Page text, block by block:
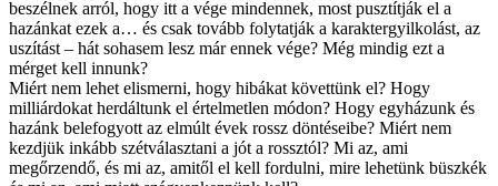
beszélnek arról, hogy itt a vége mindennek, most pusztítják el a
hazánkat ezek a… és csak tovább folytatják a karaktergyilkolást, az
uszítást – hát sohasem lesz már ennek vége? Még mindig ezt a
mérget kell innunk?
Miért nem lehet elismerni, hogy hibákat követtünk el? Hogy
milliárdokat herdáltunk el értelmetlen módon? Hogy egyházunk és
hazánk belefogyott az elmúlt évek rossz döntéseibe? Miért nem
kezdjük inkább szétválasztani a jót a rossztól? Mi az, ami
megőrzendő, és mi az, amitől el kell fordulni, mire lehetünk büszkék